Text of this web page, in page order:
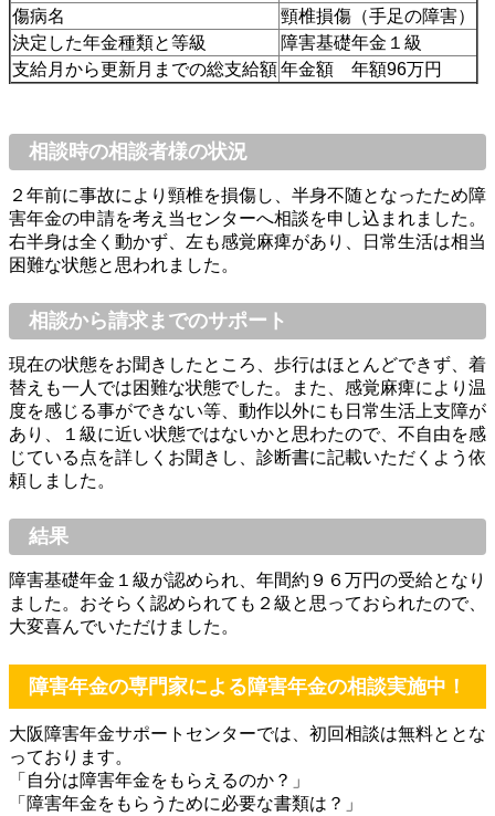
傷病名
頸椎損傷（手足の障害）
決定した年金種類と等級
障害基礎年金１級
支給月から更新月までの総支給額年金額 年額96万円
相談時の相談者様の状況
２年前に事故により頸椎を損傷し、半身不随となったため障
害年金の申請を考え当センターへ相談を申し込まれました。
右半身は全く動かず、左も感覚麻痺があり、日常生活は相当
困難な状態と思われました。
相談から請求までのサポート
現在の状態をお聞きしたところ、歩行はほとんどできず、着
替えも一人では困難な状態でした。また、感覚麻痺により温
度を感じる事ができない等、動作以外にも日常生活上支障が
あり、１級に近い状態ではないかと思わたので、不自由を感
じている点を詳しくお聞きし、診断書に記載いただくよう依
頼しました。
結果
障害基礎年金１級が認められ、年間約９６万円の受給となり
ました。おそらく認められても２級と思っておられたので、
大変喜んでいただけました。
障害年金の専門家による障害年金の相談実施中！
大阪障害年金サポートセンターでは、初回相談は無料ととな
っております。
「自分は障害年金をもらえるのか？」
「障害年金をもらうために必要な書類は？」